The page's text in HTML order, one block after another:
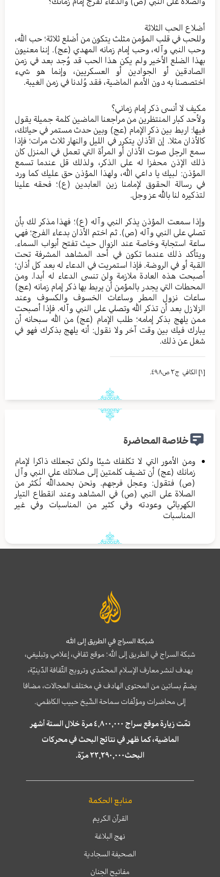
أضلاع الحب الثلاثة
وللحب في قلب المؤمن مثلث يتكون من أضلع ثلاثة؛ حب الله،
وحب النبي وآله، وحب إمام زمانه المهدي (عج). إننا معنيون
بهذا الضلع الأخير ولم يكن هذا الحب قد وُجد بعد في زمن
الصادقين أو الجوادين أو العسكريين، وإنما هو شيء
اختصصنا به دون الأمم الماضية، فقد وُلدنا في زمن الغيبة.
مكيف لا أنسى ذكر إمام زماني؟
ولأحد كبار المنتظرين من مراجعنا الماضين كلمة جميلة يقول
فيها: اربط بين ذكر الإمام (عج) وبين حدث مستمر في حياتك،
كالأذان مثلا. إن الأذان يتكرر في الليل والنهار ثلاث مرات؛ فإذا
سمع الرجل صوت الأذان أو المرأة التي تعمل في المنزل كان
ذلك الإذن محفزا له على الذكر، ولذلك قل عندما تسمع
المؤذن: لبيك يا داعي الله، ولهذا المؤذن حق عليك كما ورد
في رسالة الحقوق لإمامنا زين العابدين (ع)؛ فحقه علينا
لتذكيره لنا بالله عز وجل.
وإذا سمعت المؤذن يذكر النبي وآله (ع)؛ فهذا مذكر لك بأن
تصلي على النبي وآله (ص). ثم اختم الأذان بدعاء الفرج؛ فهي
ساعة استجابة وخاصة عند الزوال حيث تفتح أبواب السماء.
ويتأكد ذلك عندما تكون في أحد المشاهد المشرفة تحت
القبة أو في الروضة. فإذا استمريت في الدعاء له بعد كل أذان؛
أصبحت هذه العادة ملازمة ولن تنسى الدعاء له أبدا. ومن
المحطات التي يجدر بالمؤمن أن يربط بها ذكر إمام زمانه (عج)
ساعات نزول المطر وساعات الخسوف والكسوف وعند
الزلازل بعد أن تذكر الله وتصلي على النبي وآله. فإذا أصبحت
ممن يلهج بذكر إمامه؛ طلب الإمام (عج) من الله سبحانه أن
يبارك فيك بين وقت آخر ولا نقول: أنه يلهج بذكرك فهو في
شغل عن ذلك.
[١] الکافي ج٢ ص٤٩٨.
خلاصة المحاضرة
ومن الأمور التي لا تكلفك شيئا ولكن تجعلك ذاكرا لإمام
زمانك (عج) أن تضيف كلمتين إلى صلاتك على النبي وآل
(ص) فتقول: وعجل فرجهم. ونحن بحمدالله نُكثر من
الصلاة على النبي (ص) في المشاهد وعند انقطاع التيار
الكهربائي وعودته وفي كثير من المناسبات وفي غير
المناسبات
شبكة السراج في الطريق إلى الله
شبكة السراج في الطريق إلى الله؛ موقع ثقافي، إعلامي وتبليغي،
يهدف لنشر معارف الإسلام المحمّدي وترويج الثّقافة الدّينيّة،
يضمّ بساتين من المحتوى الهادف في مختلف المجالات، مضافا
إلى محاضرات ومؤلّفات سماحة الشّيخ حبيب الكاظمي.
تمّت زيارة موقع سراج ٤,٨٠٠,٠٠٠ مرة خلال الستة أشهر
الماضية، كما ظهر في نتائج البحث في محركات
البحث٢٢,٢٩٠,٠٠٠ مرّة.
منابع الحكمة
القرآن الكريم
نهج البلاغة
الصحيفة السجادية
مفاتيح الجنان